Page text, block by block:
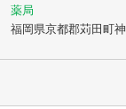
薬局
福岡県京都郡苅田町